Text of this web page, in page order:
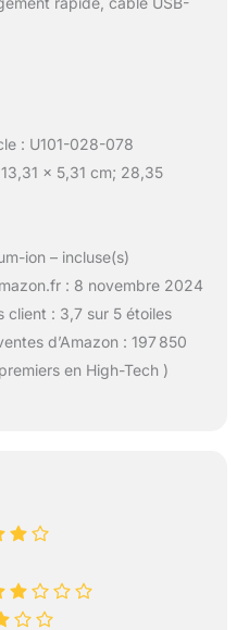
: U101-028-078
x 5,31 cm; 28,35
ion – incluse(s)
: 8 novembre 2024
client : 3,7 sur 5 étoiles
d’Amazon : 197 850
en High-Tech )